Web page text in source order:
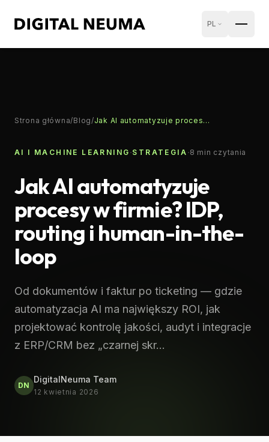
PL
Strona główna/Blog/ Jak AI automatyzuje procesy w firmie? IDP, routing i human-in-the-loop
AI I MACHINE LEARNING ·STRATEGIA ·8 min czytania
Jak AI automatyzuje
procesy w firmie? IDP,
routing i human-in-the-
loop
Od dokumentów i faktur po ticketing — gdzie
automatyzacja AI ma największy ROI, jak
projektować kontrolę jakości, audyt i integracje
z ERP/CRM bez „czarnej skr…
DN
DigitalNeuma Team
12 kwietnia 2026